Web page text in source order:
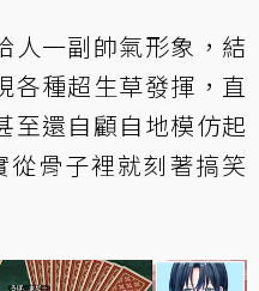
人一副帥氣形象，結
各種超生草發揮，直
至還自顧自地模仿起
從骨子裡就刻著搞笑